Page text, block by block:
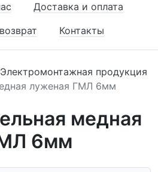
Доставка и оплата
Контакты
Электромонтажная продукция
луженая ГМЛ 6мм
медная
6мм